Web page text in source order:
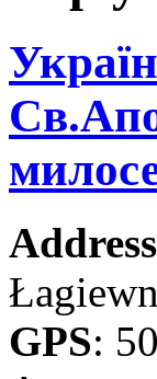
Address
GPS: